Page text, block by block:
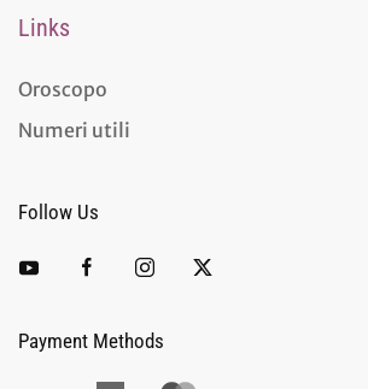
Links
Oroscopo
Numeri utili
Follow Us
Payment Methods